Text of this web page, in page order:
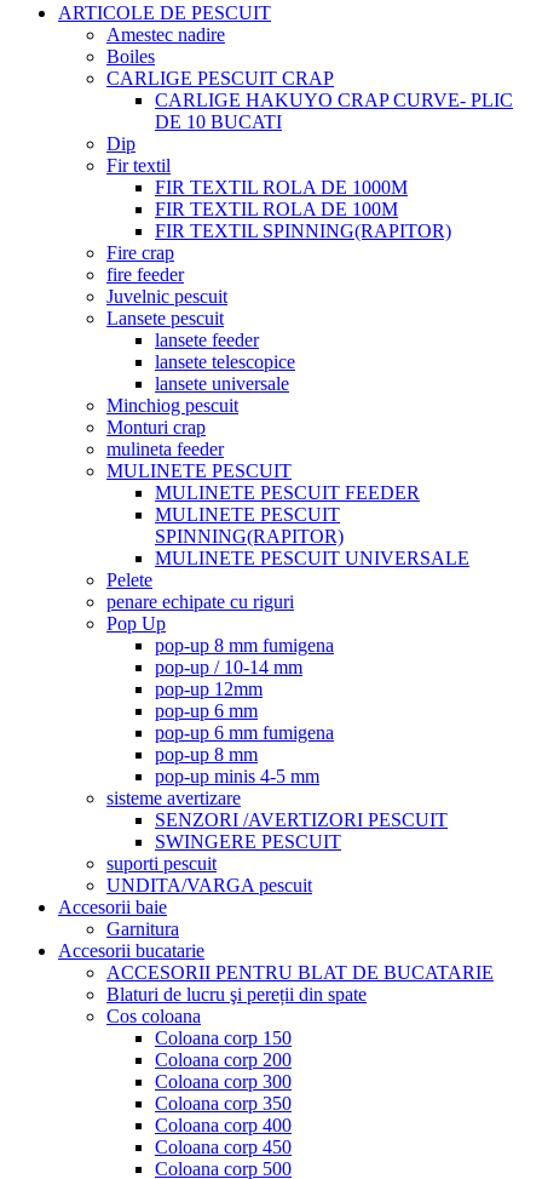
ARTICOLE DE PESCUIT
Amestec nadire
Boiles
CARLIGE PESCUIT CRAP
CARLIGE HAKUYO CRAP CURVE- PLIC
DE 10 BUCATI
Dip
Fir textil
FIR TEXTIL ROLA DE 1000M
FIR TEXTIL ROLA DE 100M
FIR TEXTIL SPINNING(RAPITOR)
Fire crap
fire feeder
Juvelnic pescuit
Lansete pescuit
lansete feeder
lansete telescopice
lansete universale
Minchiog pescuit
Monturi crap
mulineta feeder
MULINETE PESCUIT
MULINETE PESCUIT FEEDER
MULINETE PESCUIT
SPINNING(RAPITOR)
MULINETE PESCUIT UNIVERSALE
Pelete
penare echipate cu riguri
Pop Up
pop-up 8 mm fumigena
pop-up / 10-14 mm
pop-up 12mm
pop-up 6 mm
pop-up 6 mm fumigena
pop-up 8 mm
pop-up minis 4-5 mm
sisteme avertizare
SENZORI /AVERTIZORI PESCUIT
SWINGERE PESCUIT
suporti pescuit
UNDITA/VARGA pescuit
Accesorii baie
Garnitura
Accesorii bucatarie
ACCESORII PENTRU BLAT DE BUCATARIE
Blaturi de lucru şi pereții din spate
Cos coloana
Coloana corp 150
Coloana corp 200
Coloana corp 300
Coloana corp 350
Coloana corp 400
Coloana corp 450
Coloana corp 500